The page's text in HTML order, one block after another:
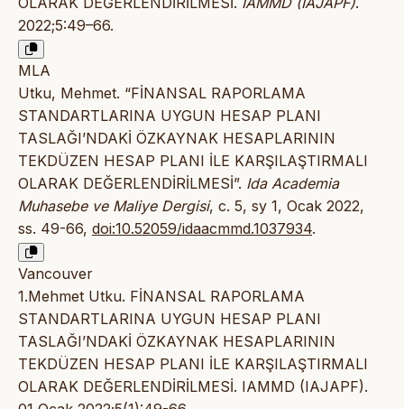
2022;5:49–66.
MLA
Utku, Mehmet. “FİNANSAL RAPORLAMA
STANDARTLARINA UYGUN HESAP PLANI
TASLAĞI’NDAKİ ÖZKAYNAK HESAPLARININ
TEKDÜZEN HESAP PLANI İLE KARŞILAŞTIRMALI
OLARAK DEĞERLENDİRİLMESİ”. Ida Academia
Muhasebe ve Maliye Dergisi, c. 5, sy 1, Ocak 2022,
ss. 49-66, doi:10.52059/idaacmmd.1037934.
Vancouver
1.Mehmet Utku. FİNANSAL RAPORLAMA
STANDARTLARINA UYGUN HESAP PLANI
TASLAĞI’NDAKİ ÖZKAYNAK HESAPLARININ
TEKDÜZEN HESAP PLANI İLE KARŞILAŞTIRMALI
OLARAK DEĞERLENDİRİLMESİ. IAMMD (IAJAPF).